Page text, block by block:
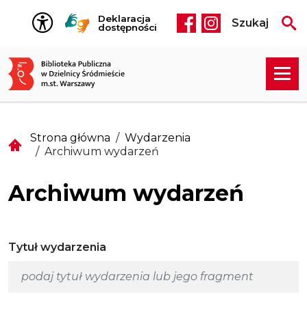
Przejdź do treści
Deklaracja
dostępności
Social media
Szukaj
Strona główna
Wydarzenia
Archiwum wydarzeń
Archiwum wydarzeń
Tytuł wydarzenia